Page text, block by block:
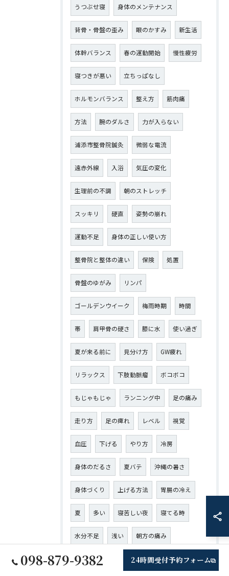
うつぶせ寝 身体のメンテナンス
背骨・骨盤の歪み 眼のかすみ 新生活
体幹バランス 春の運動開始 慢性疲労
寝つきが悪い 立ちっぱなし
ホルモンバランス 整え方 筋肉痛
方法 腕のダルさ 力が入らない
浦添市整骨院鍼灸 微弱な電流
遠赤外線 入浴 気圧の変化
生理前の不調 朝のストレッチ
スッキリ 硬直 姿勢の崩れ
運動不足 身体の正しい使い方
整骨院と整体の違い 保険 処置
骨盤のゆがみ リンパ
ゴールデンウイーク 梅雨時期 時間
帯 肩甲骨の硬さ 膝に水 使い過ぎ
夏が来る前に 見分け方 GW疲れ
リラックス 下肢動脈瘤 ボコボコ
もじゃもじゃ ランニング中 足の痛み
走り方 足の痺れ レベル 視覚
血圧 下げる やり方 冷房
身体のだるさ 夏バテ 沖縄の暑さ
身体づくり 上げる方法 胃腸の冷え
夏 多い 寝苦しい夜 寝てる時
水分不足 浅い 朝方の痛み
足裏の硬さ 疲れやすさ 腰痛予防
098-879-9382 24時間受付予約フォーム